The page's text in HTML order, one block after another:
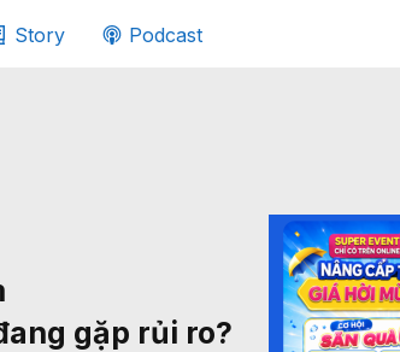
Story Podcast
gặp rủi ro?